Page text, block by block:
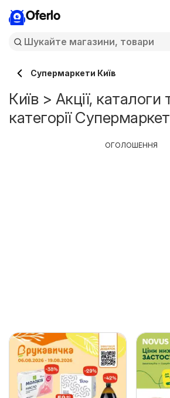
Oferlo
Супермаркети Київ
Київ > Акції,
категорії
ОГОЛОШЕННЯ